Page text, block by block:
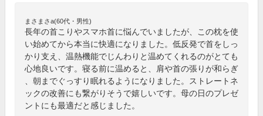
まさまさa(60代・男性)
長年の首こりやスマホ首に悩んでいましたが、この枕を使
い始めてから本当に快適になりました。低反発で首をしっ
かり支え、温熱機能でじんわりと温めてくれるのがとても
心地良いです。寝る前に温めると、肩や首の張りが和らぎ
、朝までぐっすり眠れるようになりました。ストレートネ
ックの改善にも繋がりそうで嬉しいです。母の日のプレゼ
ントにも最適だと感じました。